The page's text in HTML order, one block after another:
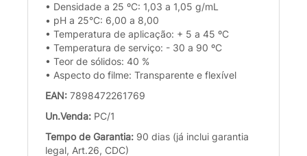
• Densidade a 25 ºC: 1,03 a 1,05 g/mL
• pH a 25°C: 6,00 a 8,00
• Temperatura de aplicação: + 5 a 45 ºC
• Temperatura de serviço: - 30 a 90 ºC
• Teor de sólidos: 40 %
• Aspecto do filme: Transparente e flexível
EAN: 7898472261769
Un.Venda: PC/1
Tempo de Garantia: 90 dias (já inclui garantia
legal, Art.26, CDC)